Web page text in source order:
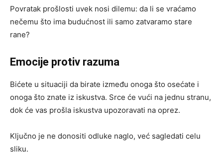
Povratak prošlosti uvek nosi dilemu: da li se vraćamo
nečemu što ima budućnost ili samo zatvaramo stare
rane?
Emocije protiv razuma
Bićete u situaciji da birate između onoga što osećate i
onoga što znate iz iskustva. Srce će vući na jednu stranu,
dok će vas prošla iskustva upozoravati na oprez.
Ključno je ne donositi odluke naglo, već sagledati celu
sliku.